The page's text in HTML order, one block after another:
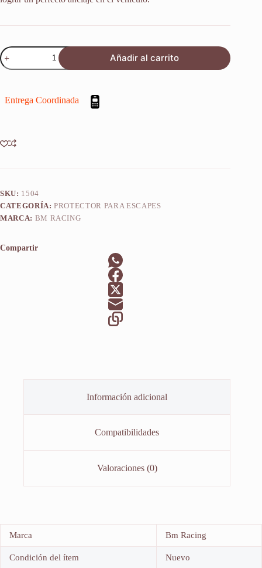
Protector
Defensa
De
Rr
cantidad
Añadir al carrito
Entrega Coordinada
SKU: 1504
CATEGORÍA:PROTECTOR PARA ESCAPES
MARCA: BM RACING
Compartir
Información adicional
Compatibilidades
Valoraciones (0)
Marca Bm Racing
Condición del ítem Nuevo